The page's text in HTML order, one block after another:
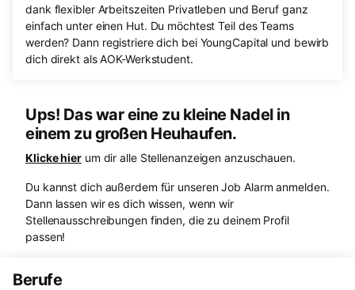
dank flexibler Arbeitszeiten Privatleben und Beruf ganz
einfach unter einen Hut. Du möchtest Teil des Teams
werden? Dann registriere dich bei YoungCapital und bewirb
dich direkt als AOK-Werkstudent.
Ups! Das war eine zu kleine Nadel in
einem zu großen Heuhaufen.
Klicke hierum dir alle Stellenanzeigen anzuschauen.
Du kannst dich außerdem für unseren Job Alarm anmelden.
Dann lassen wir es dich wissen, wenn wir
Stellenausschreibungen finden, die zu deinem Profil
passen!
Berufe